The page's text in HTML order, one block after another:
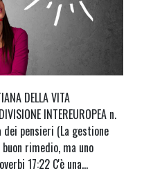
DELLA VITA
INTEREUROPEA n.
pensieri (La gestione
rimedio, ma uno
17:22 C'è una…